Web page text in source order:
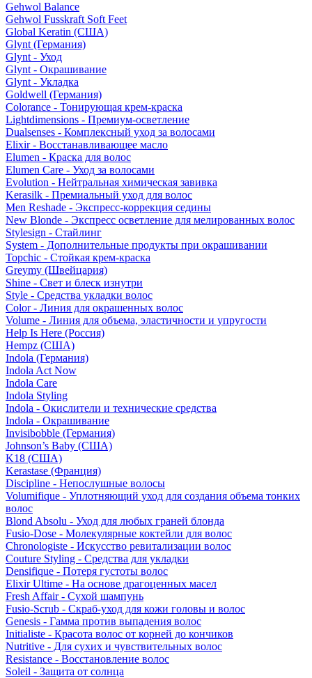
Gehwol Balance
Gehwol Fusskraft Soft Feet
Global Keratin (США)
Glynt (Германия)
Glynt - Уход
Glynt - Окрашивание
Glynt - Укладка
Goldwell (Германия)
Colorance - Тонирующая крем-краска
Lightdimensions - Премиум-осветление
Dualsenses - Комплексный уход за волосами
Elixir - Восстанавливающее масло
Elumen - Краска для волос
Elumen Care - Уход за волосами
Evolution - Нейтральная химическая завивка
Kerasilk - Премиальный уход для волос
Men Reshade - Экспресс-коррекция седины
New Blonde - Экспресс осветление для мелированных волос
Stylesign - Стайлинг
System - Дополнительные продукты при окрашивании
Topchic - Стойкая крем-краска
Greymy (Швейцария)
Shine - Свет и блеск изнутри
Style - Средства укладки волос
Color - Линия для окрашенных волос
Volume - Линия для объема, эластичности и упругости
Help Is Here (Россия)
Hempz (США)
Indola (Германия)
Indola Act Now
Indola Care
Indola Styling
Indola - Окислители и технические средства
Indola - Окрашивание
Invisibobble (Германия)
Johnson’s Baby (США)
K18 (США)
Kerastase (Франция)
Discipline - Непослушные волосы
Volumifique - Уплотняющий уход для создания объема тонких
волос
Blond Absolu - Уход для любых граней блонда
Fusio-Dose - Молекулярные коктейли для волос
Chronologiste - Искусство ревитализации волос
Couture Styling - Средства для укладки
Densifique - Потеря густоты волос
Elixir Ultime - На основе драгоценных масел
Fresh Affair - Сухой шампунь
Fusio-Scrub - Скраб-уход для кожи головы и волос
Genesis - Гамма против выпадения волос
Initialiste - Красота волос от корней до кончиков
Nutritive - Для сухих и чувствительных волос
Resistance - Восстановление волос
Soleil - Защита от солнца